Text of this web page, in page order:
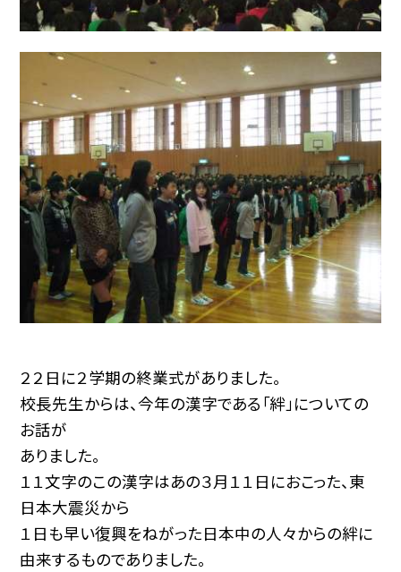
２２日に２学期の終業式がありました。
校長先生からは、今年の漢字である「絆」についての
お話が
ありました。
１１文字のこの漢字はあの３月１１日におこった、東
日本大震災から
１日も早い復興をねがった日本中の人々からの絆に
由来するものでありました。